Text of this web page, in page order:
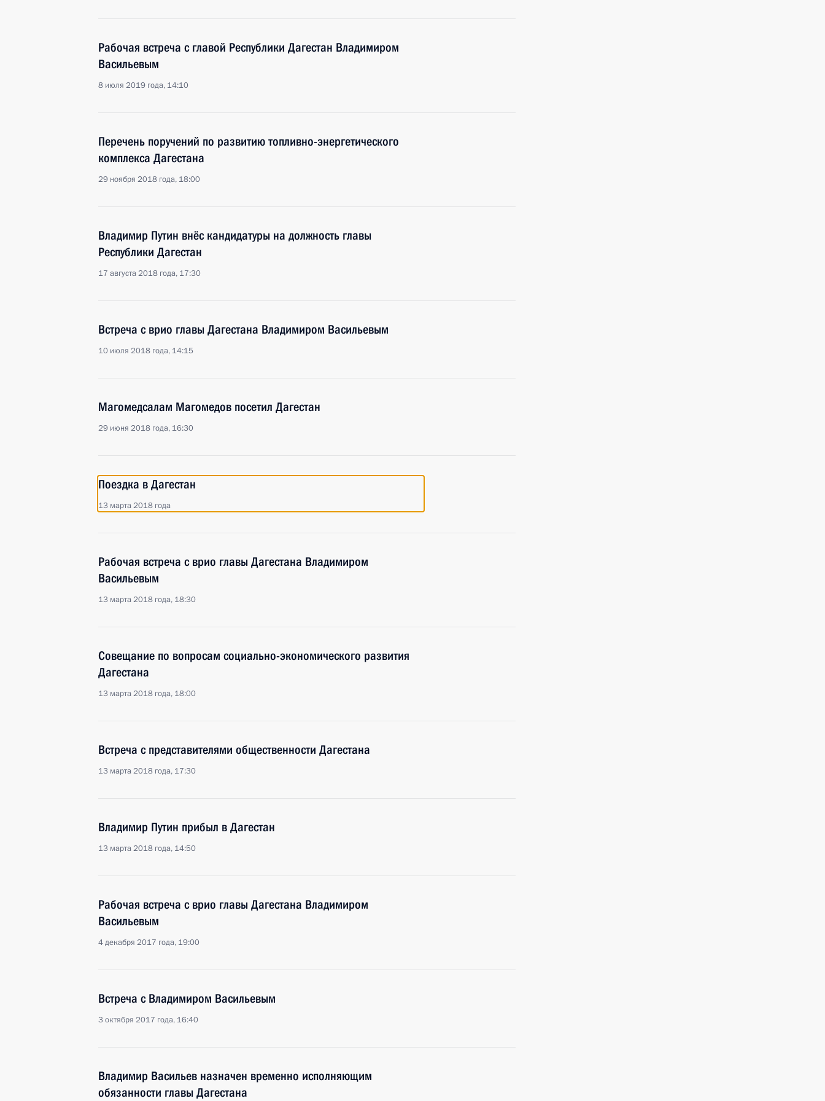
Рабочая встреча с главой Республики Дагестан Владимиром
Васильевым
8 июля 2019 года, 14:10
Перечень поручений по развитию топливно-энергетического
комплекса Дагестана
29 ноября 2018 года, 18:00
Владимир Путин внёс кандидатуры на должность главы
Республики Дагестан
17 августа 2018 года, 17:30
Встреча с врио главы Дагестана Владимиром Васильевым
10 июля 2018 года, 14:15
Магомедсалам Магомедов посетил Дагестан
29 июня 2018 года, 16:30
Поездка в Дагестан
13 марта 2018 года
Рабочая встреча с врио главы Дагестана Владимиром
Васильевым
13 марта 2018 года, 18:30
Совещание по вопросам социально-экономического развития
Дагестана
13 марта 2018 года, 18:00
Встреча с представителями общественности Дагестана
13 марта 2018 года, 17:30
Владимир Путин прибыл в Дагестан
13 марта 2018 года, 14:50
Рабочая встреча с врио главы Дагестана Владимиром
Васильевым
4 декабря 2017 года, 19:00
Встреча с Владимиром Васильевым
3 октября 2017 года, 16:40
Владимир Васильев назначен временно исполняющим
обязанности главы Дагестана